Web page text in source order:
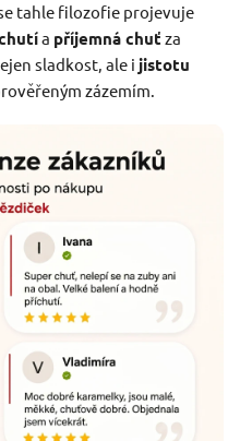
tahle filozofie projevuje
a příjemná chuť za
sladkost, ale i jistotu
zázemím.